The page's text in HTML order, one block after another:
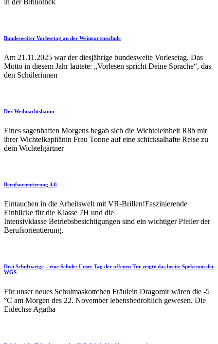
in der Bibliothek
Bundesweiter Vorlesetag an der Weingartenschule
Am 21.11.2025 war der diesjährige bundesweite Vorlesetag. Das
Motto in diesem Jahr lautete: „Vorlesen spricht Deine Sprache“, das
den Schülerinnen
Der Weihnachtsbaum
Eines sagenhaften Morgens begab sich die Wichteleinheit R8b mit
ihrer Wichtelkapitänin Frau Tonne auf eine schicksalhafte Reise zu
dem Wichtelgärtner
Berufsorientierung 4.0
Eintauchen in die Arbeitswelt mit VR-Brillen!Faszinierende
Einblicke für die Klasse 7H und die
Intensivklasse Betriebsbesichtigungen sind ein wichtiger Pfeiler der
Berufsorientierung,
Drei Schulzweige – eine Schule: Unser Tag der offenen Tür zeigte das breite Spektrum der
WGS
Für unser neues Schulmaskottchen Fräulein Dragomir wären die -5
°C am Morgen des 22. November lebensbedrohlich gewesen. Die
Eidechse Agatha